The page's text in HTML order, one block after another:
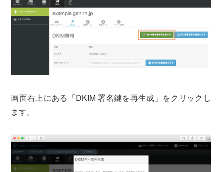
画面右上にある「DKIM 署名鍵を再生成」をクリックし
ます。